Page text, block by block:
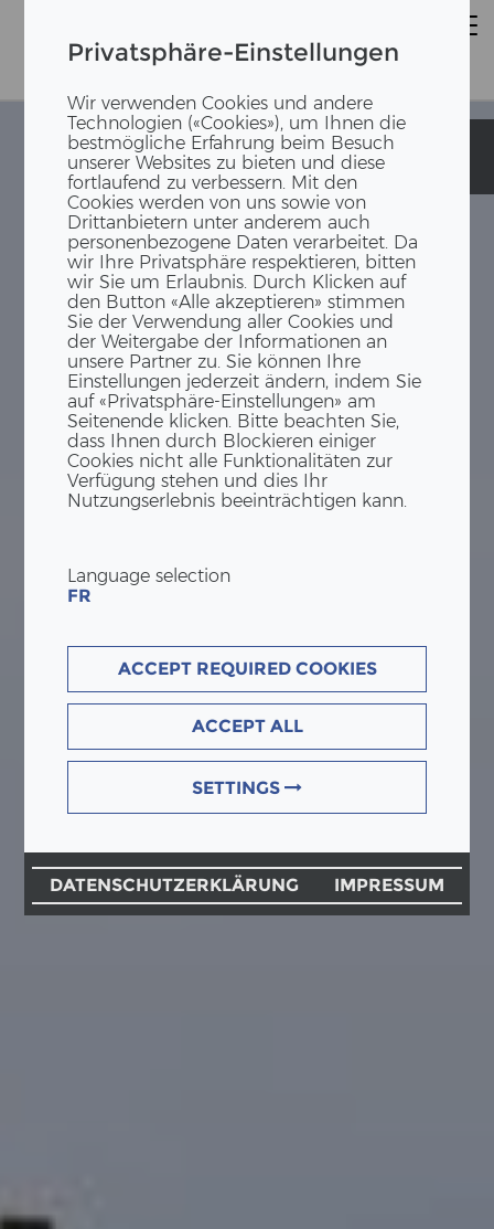
Privatsphäre-Einstellungen
Wir verwenden Cookies und andere
Technologien («Cookies»), um Ihnen die
bestmögliche Erfahrung beim Besuch
unserer Websites zu bieten und diese
fortlaufend zu verbessern. Mit den
Cookies werden von uns sowie von
Drittanbietern unter anderem auch
personenbezogene Daten verarbeitet. Da
wir Ihre Privatsphäre respektieren, bitten
wir Sie um Erlaubnis. Durch Klicken auf
den Button «Alle akzeptieren» stimmen
Sie der Verwendung aller Cookies und
der Weitergabe der Informationen an
unsere Partner zu. Sie können Ihre
Einstellungen jederzeit ändern, indem Sie
auf «Privatsphäre-Einstellungen» am
Seitenende klicken. Bitte beachten Sie,
dass Ihnen durch Blockieren einiger
Cookies nicht alle Funktionalitäten zur
Verfügung stehen und dies Ihr
Nutzungserlebnis beeinträchtigen kann.
Language selection
FR
ACCEPT REQUIRED COOKIES
ACCEPT ALL
SETTINGS
DATENSCHUTZERKLÄRUNG IMPRESSUM
Heilpädagogische
Schule Bülach
Heilpädagogische
Schule Bülach